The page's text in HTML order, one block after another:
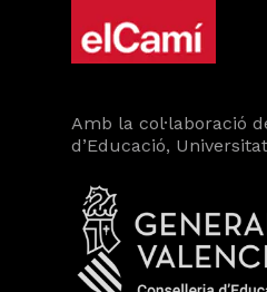
Amb la col·laboració
d’Educació,